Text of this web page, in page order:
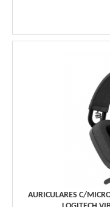
AURICULARES C/